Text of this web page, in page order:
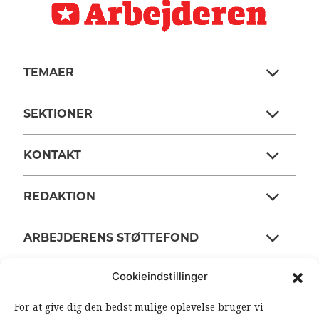
Cookieindstillinger
For at give dig den bedst mulige oplevelse bruger vi
TEMAER
SEKTIONER
KONTAKT
REDAKTION
ARBEJDERENS STØTTEFOND
ANSVARSHAVENDE REDAKTØR